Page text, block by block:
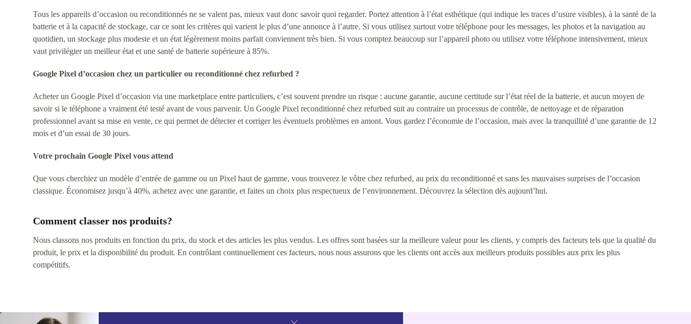
Tous les appareils d’occasion ou reconditionnés ne se valent pas, mieux vaut donc savoir quoi regarder. Portez attention à l’état esthétique (qui indique les traces d’usure visibles), à la santé de la
batterie et à la capacité de stockage, car ce sont les critères qui varient le plus d’une annonce à l’autre. Si vous utilisez surtout votre téléphone pour les messages, les photos et la navigation au
quotidien, un stockage plus modeste et un état légèrement moins parfait conviennent très bien. Si vous comptez beaucoup sur l’appareil photo ou utilisez votre téléphone intensivement, mieux
vaut privilégier un meilleur état et une santé de batterie supérieure à 85%.
Google Pixel d’occasion chez un particulier ou reconditionné chez refurbed ?
Acheter un Google Pixel d’occasion via une marketplace entre particuliers, c’est souvent prendre un risque : aucune garantie, aucune certitude sur l’état réel de la batterie, et aucun moyen de
savoir si le téléphone a vraiment été testé avant de vous parvenir. Un Google Pixel reconditionné chez refurbed suit au contraire un processus de contrôle, de nettoyage et de réparation
professionnel avant sa mise en vente, ce qui permet de détecter et corriger les éventuels problèmes en amont. Vous gardez l’économie de l’occasion, mais avec la tranquillité d’une garantie de 12
mois et d’un essai de 30 jours.
Votre prochain Google Pixel vous attend
Que vous cherchiez un modèle d’entrée de gamme ou un Pixel haut de gamme, vous trouverez le vôtre chez refurbed, au prix du reconditionné et sans les mauvaises surprises de l’occasion
classique. Économisez jusqu’à 40%, achetez avec une garantie, et faites un choix plus respectueux de l’environnement. Découvrez la sélection dès aujourd’hui.
Comment classer nos produits?
Nous classons nos produits en fonction du prix, du stock et des articles les plus vendus. Les offres sont basées sur la meilleure valeur pour les clients, y compris des facteurs tels que la qualité du
produit, le prix et la disponibilité du produit. En contrôlant continuellement ces facteurs, nous nous assurons que les clients ont accès aux meilleurs produits possibles aux prix les plus
compétitifs.